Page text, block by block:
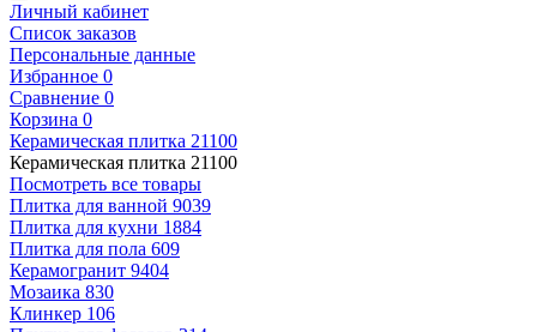
Личный кабинет
Список заказов
Персональные данные
Избранное 0
Сравнение 0
Корзина 0
Керамическая плитка 21100
Керамическая плитка 21100
Посмотреть все товары
Плитка для ванной 9039
Плитка для кухни 1884
Плитка для пола 609
Керамогранит 9404
Мозаика 830
Клинкер 106